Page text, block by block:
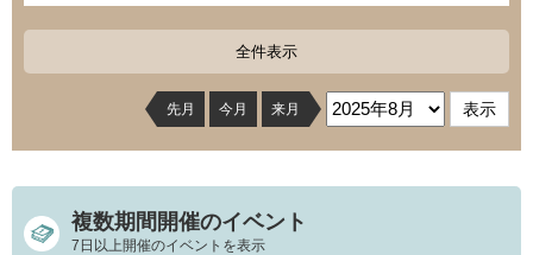
全件表示
先月 今月 来月
複数期間開催のイベント
7日以上開催のイベントを表示